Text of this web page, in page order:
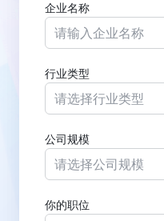
企业名称
行业类型
请选择行业类型
公司规模
请选择公司规模
你的职位